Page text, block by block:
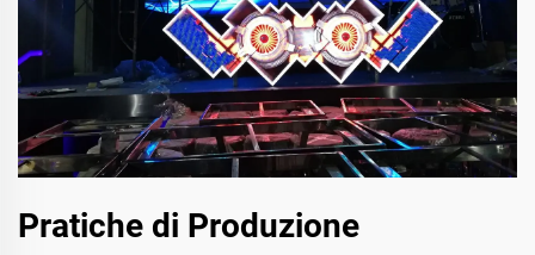
Pratiche di Produzione